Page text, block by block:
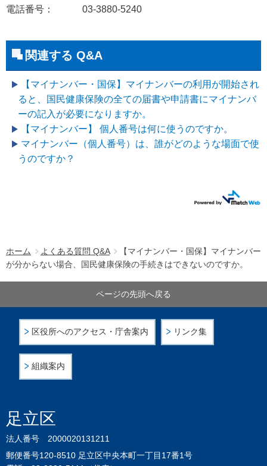
ホーム よくある質問 Q&A
【マイナンバー・国保】マイナンバー
が分からない場合、国民健康保険の手続きはできないのですか。
電話番号： 03-3880-5240
関連する Q&A
【マイナンバー・国保】マイナンバーの利用が開始され
ると、国民健康保険の全ての届書や申請書にマイナンバ
ーの記入が必要になりますか。
【マイナンバー】 個人番号は何に使うのですか。
マイナンバー（個人番号）は、誰がどのような場面で使
うのですか？
足立区
法人番号 2000020131211
郵便番号120-8510 足立区中央本町一丁目17番1号
区役所へのアクセス・庁舎案内 リンク集
組織案内
ページの先頭へ戻る